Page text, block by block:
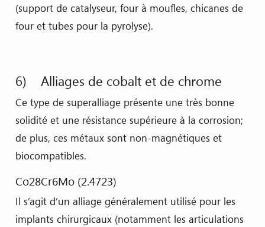
(support de catalyseur, four à moufles, chicanes de
four et tubes pour la pyrolyse).
6) Alliages de cobalt et de chrome
Ce type de superalliage présente une très bonne
solidité et une résistance supérieure à la corrosion;
de plus, ces métaux sont non-magnétiques et
biocompatibles.
Co28Cr6Mo (2.4723)
Il s’agit d’un alliage généralement utilisé pour les
implants chirurgicaux (notamment les articulations